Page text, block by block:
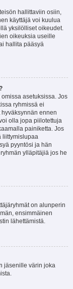
hallittaviin osiin,
käyttäjä voi kuulua
yksilölliset oikeudet.
oikeuksia useille
hallita pääsyä
asetuksissa. Jos
ryhmissä ei
ennen
olla jopa piilotettuja
painiketta. Jos
liittymislupaa
pyyntösi ja hän
ylläpitäjiä jos he
on alunperin
ensimmäinen
lähettämistä.
jäsenille värin joka